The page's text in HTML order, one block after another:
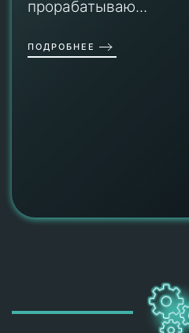
прорабатываю...
ПОДРОБНЕЕ